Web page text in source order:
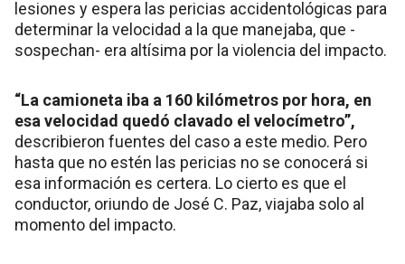
lesiones y espera las pericias accidentológicas para
determinar la velocidad a la que manejaba, que -
sospechan- era altísima por la violencia del impacto.
“La camioneta iba a 160 kilómetros por hora, en
esa velocidad quedó clavado el velocímetro”,
describieron fuentes del caso a este medio. Pero
hasta que no estén las pericias no se conocerá si
esa información es certera. Lo cierto es que el
conductor, oriundo de José C. Paz, viajaba solo al
momento del impacto.